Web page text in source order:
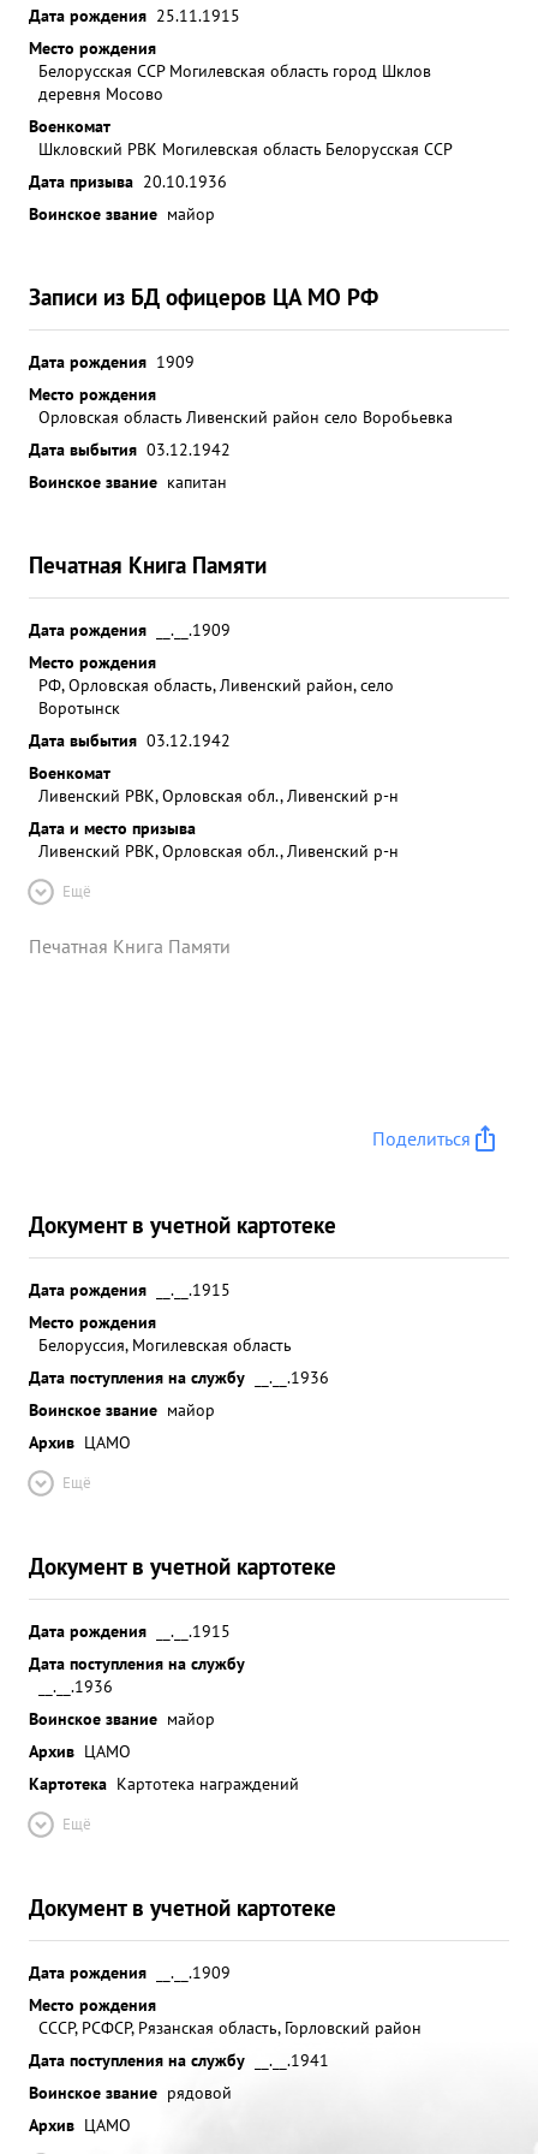
превозмогая сильную боль, он не ушел с поля боя
пока на сдом и полностью не ознакомил с
обстановной своего преемника Достоин награде
орденом Красная Звезда". ...»
Дата рождения 25.11.1915
Место рождения
Белорусская ССР Могилевская область город Шклов
деревня Мосово
Военкомат
Шкловский РВК Могилевская область Белорусская ССР
Дата призыва 20.10.1936
Воинское звание майор
Записи из БД офицеров ЦА МО РФ
Дата рождения 1909
Место рождения
Орловская область Ливенский район село Воробьевка
Дата выбытия 03.12.1942
Воинское звание капитан
Печатная Книга Памяти
Дата рождения
__.__.1909
Место рождения
РФ, Орловская область, Ливенский район, село
Воротынск
Дата выбытия 03.12.1942
Военкомат
Ливенский РВК, Орловская обл., Ливенский р-н
Дата и место призыва
Ливенский РВК, Орловская обл., Ливенский р-н
Ещё
Печатная Книга Памяти
Поделиться
Документ в учетной картотеке
Дата рождения
__.__.1915
Место рождения
Белоруссия, Могилевская область
Дата поступления на службу
__.__.1936
Воинское звание майор
Архив ЦАМО
Ещё
Документ в учетной картотеке
Дата рождения
__.__.1915
Дата поступления на службу
__.__.1936
Воинское звание майор
Архив ЦАМО
Картотека Картотека награждений
Ещё
Документ в учетной картотеке
Дата рождения
__.__.1909
Место рождения
СССР, РСФСР, Рязанская область, Горловский район
Дата поступления на службу
__.__.1941
Воинское звание рядовой
Архив ЦАМО